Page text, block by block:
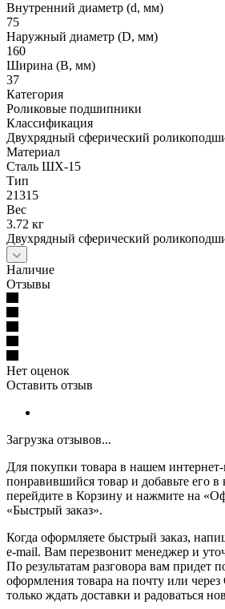
Внутренний диаметр (d, мм)
75
Наружный диаметр (D, мм)
160
Ширина (B, мм)
37
Категория
Роликовые подшипники
Классификация
Двухрядный сферический
Материал
Сталь ШХ-15
Тип
21315
Вес
3.72 кг
Двухрядный сферический
Наличие
Отзывы
Нет оценок
Оставить отзыв
Загрузка отзывов...
Для покупки товара в нашем
понравившийся товар и добавьте его в
перейдите в Корзину и нажмите на
«Быстрый заказ».
Когда оформляете быстрый заказ,
e-mail. Вам перезвонит менеджер и
По результатам разговора вам придет
оформления товара на почту или
только ждать доставки и радоваться